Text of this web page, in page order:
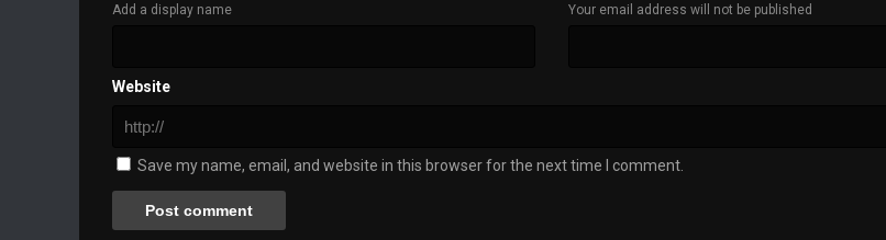
Add a display name Your email address will not be published
Website
Save my name, email, and website in this browser for the next time I comment.